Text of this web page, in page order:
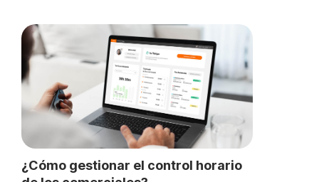
¿Cómo gestionar el control horario